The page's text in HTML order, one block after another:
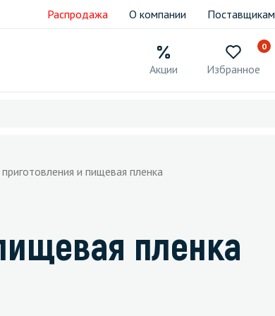
Распродажа О компании Поставщикам
Акции
0
Избранное
и пищевая пленка
пленка